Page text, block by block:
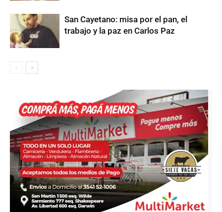
San Cayetano: misa por el pan, el
trabajo y la paz en Carlos Paz